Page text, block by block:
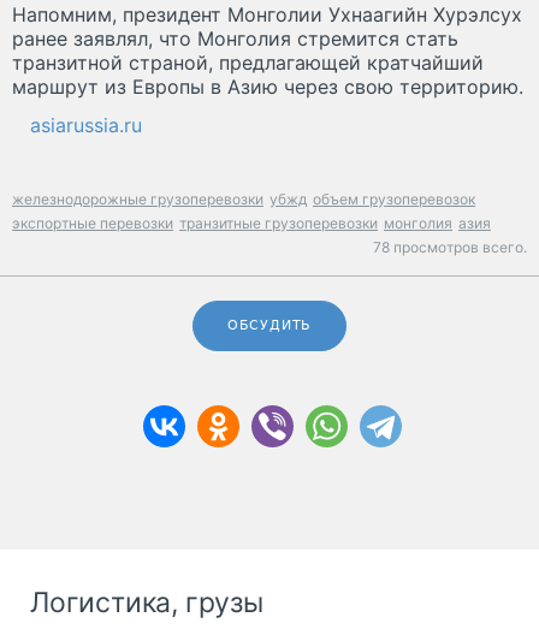
Напомним, президент Монголии Ухнаагийн Хурэлсух
ранее заявлял, что Монголия стремится стать
транзитной страной, предлагающей кратчайший
маршрут из Европы в Азию через свою территорию.
asiarussia.ru
железнодорожные грузоперевозки убжд объем грузоперевозок
экспортные перевозки транзитные грузоперевозки монголия азия
78 просмотров всего.
ОБСУДИТЬ
Логистика, грузы